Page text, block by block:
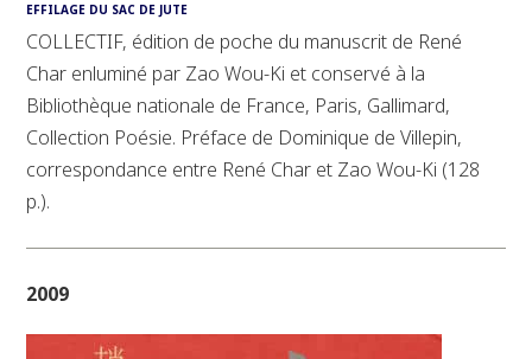
EFFILAGE DU SAC DE JUTE
COLLECTIF, édition de poche du manuscrit de René
Char enluminé par Zao Wou-Ki et conservé à la
Bibliothèque nationale de France, Paris, Gallimard,
Collection Poésie. Préface de Dominique de Villepin,
correspondance entre René Char et Zao Wou-Ki (128
p.).
2009